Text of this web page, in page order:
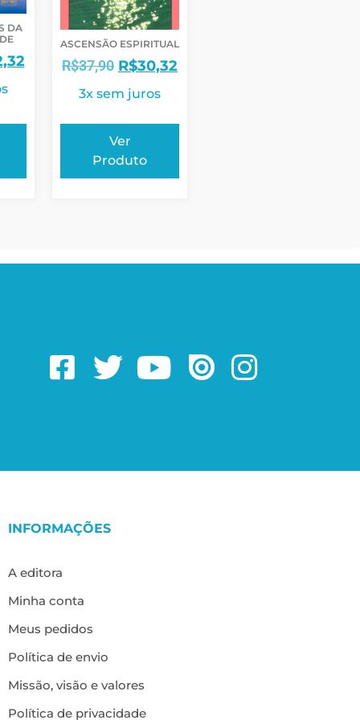
DA
ASCENSÃO ESPIRITUAL
R$37,90 R$30,32
3x sem juros
Ver
Produto
INFORMAÇÕES
A editora
Minha conta
Meus pedidos
Política de envio
Missão, visão e valores
Política de privacidade